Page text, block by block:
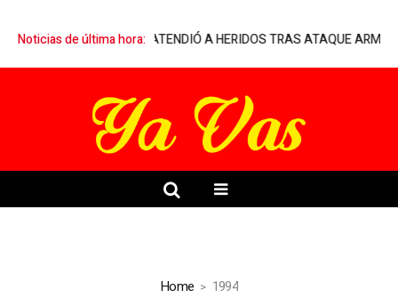
Noticias de última hora:
A MÉDICO QUE ATENDIÓ A HERIDOS TRAS ATAQUE ARMADO EN
Home 1994